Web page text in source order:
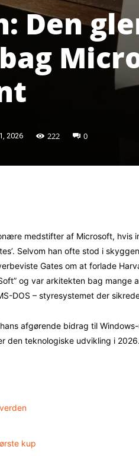
Den
2026 222 0
medstifter af Microsoft, hvis
Selvom han ofte stod i
Gates om at forlade
og var arkitekten bag mange
DOS – styresystemet der
afgørende bidrag til
den teknologiske udvikling i 2026.
kup